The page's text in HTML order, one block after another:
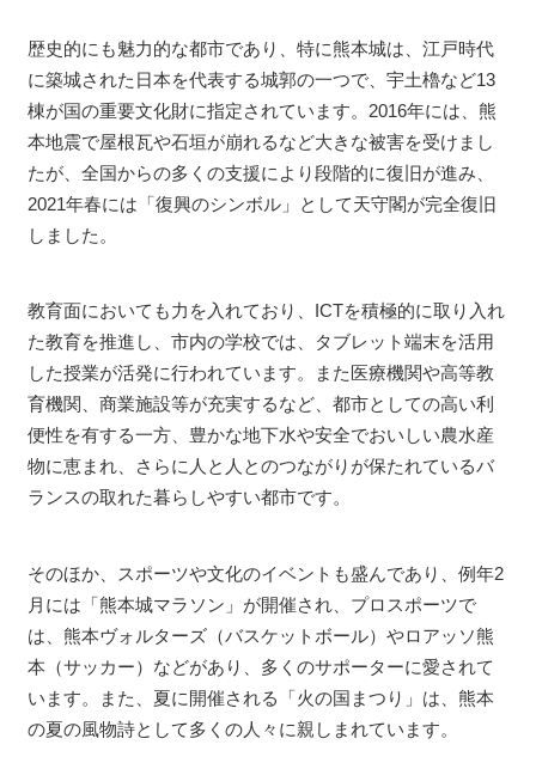
歴史的にも魅力的な都市であり、特に熊本城は、江戸時代
に築城された日本を代表する城郭の一つで、宇土櫓など13
棟が国の重要文化財に指定されています。2016年には、熊
本地震で屋根瓦や石垣が崩れるなど大きな被害を受けまし
たが、全国からの多くの支援により段階的に復旧が進み、
2021年春には「復興のシンボル」として天守閣が完全復旧
しました。
教育面においても力を入れており、ICTを積極的に取り入れ
た教育を推進し、市内の学校では、タブレット端末を活用
した授業が活発に行われています。また医療機関や高等教
育機関、商業施設等が充実するなど、都市としての高い利
便性を有する一方、豊かな地下水や安全でおいしい農水産
物に恵まれ、さらに人と人とのつながりが保たれているバ
ランスの取れた暮らしやすい都市です。
そのほか、スポーツや文化のイベントも盛んであり、例年2
月には「熊本城マラソン」が開催され、プロスポーツで
は、熊本ヴォルターズ（バスケットボール）やロアッソ熊
本（サッカー）などがあり、多くのサポーターに愛されて
います。また、夏に開催される「火の国まつり」は、熊本
の夏の風物詩として多くの人々に親しまれています。